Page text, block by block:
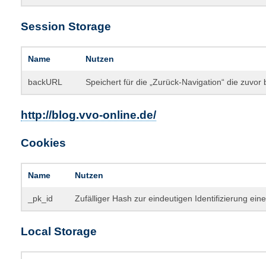
Session Storage
Name Nutzen
backURL Speichert für die „Zurück-Navigation“ die zuvor
http://blog.vvo-online.de/
Cookies
Name Nutzen
_pk_id Zufälliger Hash zur eindeutigen Identifizierung
Local Storage